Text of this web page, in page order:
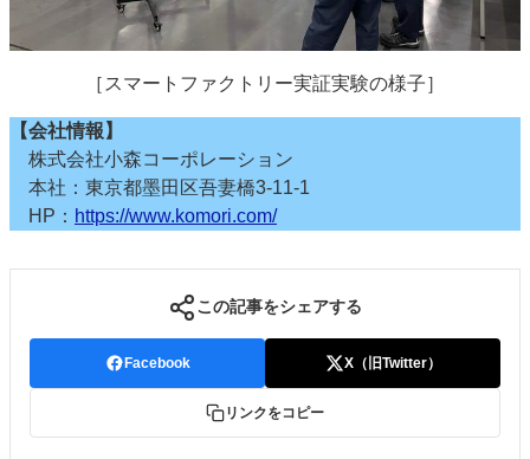
［スマートファクトリー実証実験の様子］
【会社情報】
株式会社小森コーポレーション
本社：東京都墨田区吾妻橋3-11-1
HP： https://www.komori.com/
この記事をシェアする
Facebook X（旧Twitter）
リンクをコピー